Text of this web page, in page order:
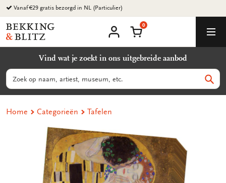
Ga
naar
content
Vanaf €29 gratis bezorgd in NL (Particulier)
Bekking
&
B.V.
account
Winkelmand
0
Vind wat je zoekt in ons uitgebreide aanbod
Zoeken
Home Categorieën Tafelen